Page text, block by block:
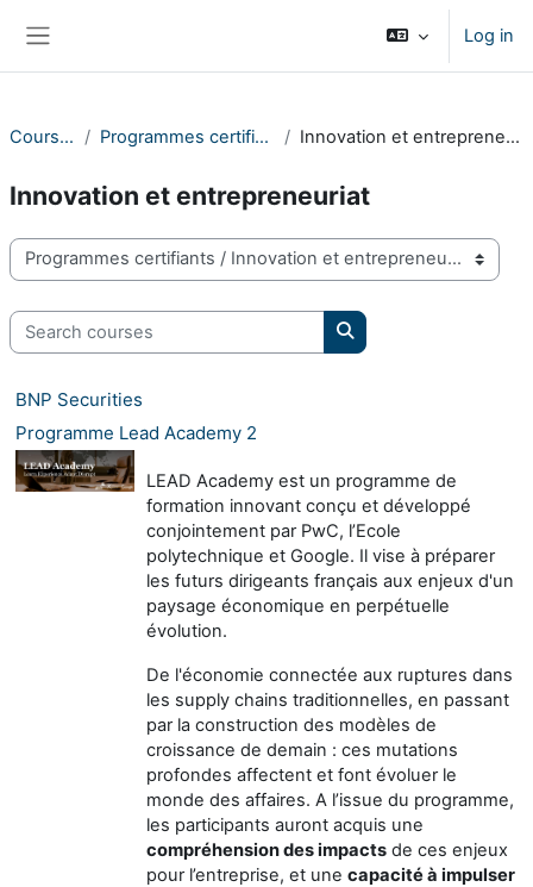
Log in
Courses Programmes certifiants Innovation et entrepreneuriat
Innovation et entrepreneuriat
Course categories
Search courses
Search courses
BNP Securities
Programme Lead Academy 2
LEAD Academy est un programme de
formation innovant conçu et développé
conjointement par PwC, l’Ecole
polytechnique et Google. Il vise à préparer
les futurs dirigeants français aux enjeux d'un
paysage économique en perpétuelle
évolution.
De l'économie connectée aux ruptures dans
les supply chains traditionnelles, en passant
par la construction des modèles de
croissance de demain : ces mutations
profondes affectent et font évoluer le
monde des affaires. A l’issue du programme,
les participants auront acquis une
compréhension des impacts de ces enjeux
pour l’entreprise, et une capacité à impulser